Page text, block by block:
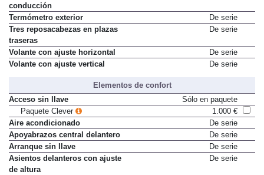
conducción
Termómetro exterior
De serie
Tres reposacabezas en plazas
traseras
De serie
Volante con ajuste horizontal
De serie
Volante con ajuste vertical
De serie
Elementos de confort
Acceso sin llave
Sólo en paquete
Paquete Clever
1.000 €
Aire acondicionado
De serie
Apoyabrazos central delantero
De serie
Arranque sin llave
De serie
Asientos delanteros con ajuste
de altura
De serie